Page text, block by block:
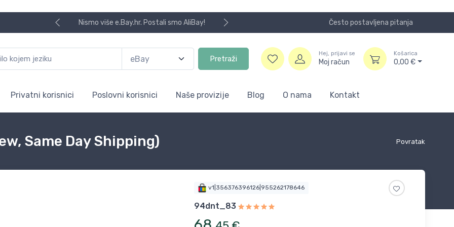
Nismo više e.Bay.hr. Postali smo AliBay! Često postavljena pitanja
Pretraži
Hej, prijavi se
Moj račun
Košarica
0,00 €
Privatni korisnici Poslovni korisnici Naše provizije Blog O nama Kontakt
Povratak
Same Day Shipping)
v1|356376396126|955262178646
94dnt_83